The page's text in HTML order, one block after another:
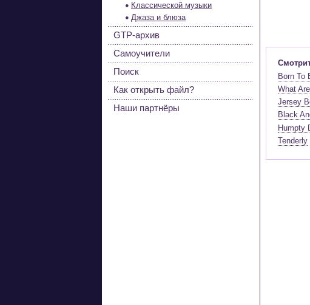
Born To
What
Jersey
Black
Humpty
Tenderly
Классической музыки
Джаза и блюза
GTP-архив
Самоучители
Поиск
Как открыть файл?
Наши партнёры